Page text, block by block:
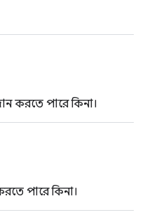
করতে পারে কিনা।
পারে কিনা।